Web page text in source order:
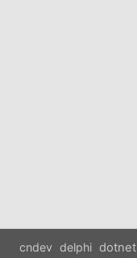
cndev delphi dotnet